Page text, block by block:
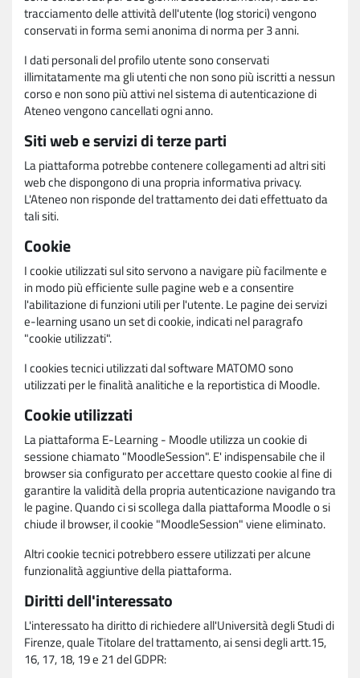
tracciamento delle attività dell'utente (log storici) vengono
conservati in forma semi anonima di norma per 3 anni.
I dati personali del profilo utente sono conservati
illimitatamente ma gli utenti che non sono più iscritti a nessun
corso e non sono più attivi nel sistema di autenticazione di
Ateneo vengono cancellati ogni anno.
Siti web e servizi di terze parti
La piattaforma potrebbe contenere collegamenti ad altri siti
web che dispongono di una propria informativa privacy.
L'Ateneo non risponde del trattamento dei dati effettuato da
tali siti.
Cookie
I cookie utilizzati sul sito servono a navigare più facilmente e
in modo più efficiente sulle pagine web e a consentire
l'abilitazione di funzioni utili per l'utente. Le pagine dei servizi
e-learning usano un set di cookie, indicati nel paragrafo
"cookie utilizzati".
I cookies tecnici utilizzati dal software MATOMO sono
utilizzati per le finalità analitiche e la reportistica di Moodle.
Cookie utilizzati
La piattaforma E-Learning - Moodle utilizza un cookie di
sessione chiamato "MoodleSession". E' indispensabile che il
browser sia configurato per accettare questo cookie al fine di
garantire la validità della propria autenticazione navigando tra
le pagine. Quando ci si scollega dalla piattaforma Moodle o si
chiude il browser, il cookie "MoodleSession" viene eliminato.
Altri cookie tecnici potrebbero essere utilizzati per alcune
funzionalità aggiuntive della piattaforma.
Diritti dell'interessato
L'interessato ha diritto di richiedere all'Università degli Studi di
Firenze, quale Titolare del trattamento, ai sensi degli artt.15,
16, 17, 18, 19 e 21 del GDPR: